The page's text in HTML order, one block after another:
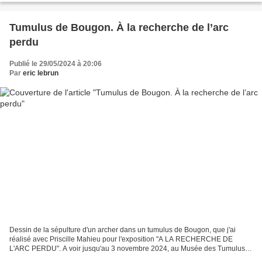
Tumulus de Bougon. À la recherche de l’arc
perdu
Publié le 29/05/2024 à 20:06
Par eric lebrun
Dessin de la sépulture d'un archer dans un tumulus de Bougon, que j'ai
réalisé avec Priscille Mahieu pour l'exposition "A LA RECHERCHE DE
L'ARC PERDU". A voir jusqu'au 3 novembre 2024, au Musée des Tumulus